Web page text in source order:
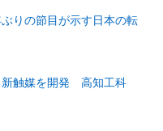
りの節目が示す日本の転
新触媒を開発 高知工科